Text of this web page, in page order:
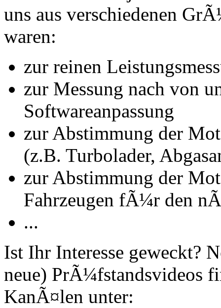
uns aus verschiedenen
waren:
zur reinen
zur Messung nach von
Softwareanpassung
zur Abstimmung der
(z.B. Turbolader,
zur Abstimmung der
Fahrzeugen fÃ¼r den
...
Ist Ihr Interesse geweckt?
neue) PrÃ¼fstandsvideos
KanÃ¤len unter: